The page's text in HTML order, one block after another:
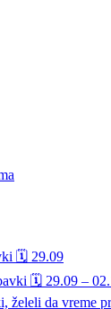
🗓️ 29.09